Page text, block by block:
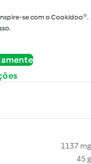
se com o Cookidoo®.
1137 mg
45 g